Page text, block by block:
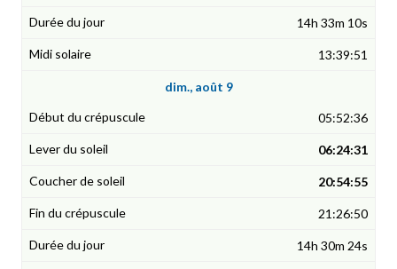
14h 33m 10s
13:39:51
dim., août 9
05:52:36
06:24:31
20:54:55
21:26:50
14h 30m 24s